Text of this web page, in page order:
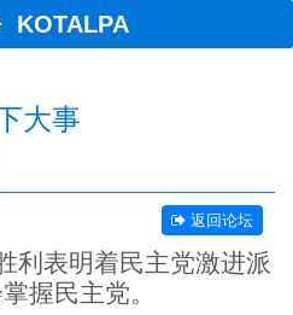
KOTALPA
大事
返回论坛
利表明着民主党激进派
握民主党。